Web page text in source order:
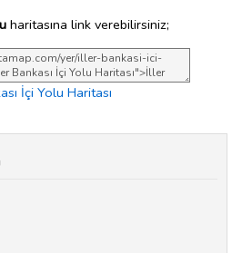
haritasına link verebilirsiniz;
İçi Yolu Haritası